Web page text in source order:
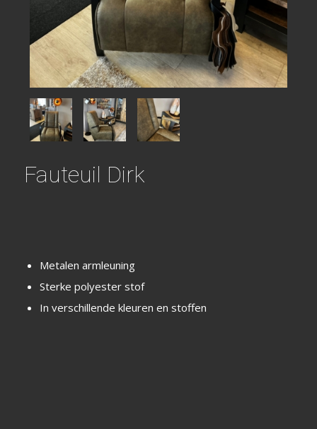
Fauteuil Dirk
Metalen armleuning
Sterke polyester stof
In verschillende kleuren en stoffen